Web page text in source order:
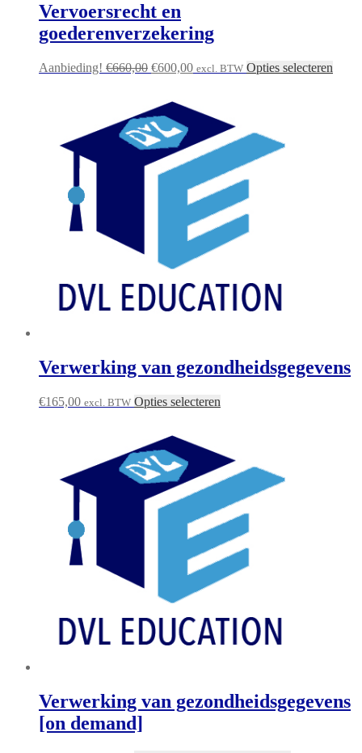
Vervoersrecht en
goederenverzekering
Aanbieding! €660,00 Oorspronkelijke
€660,00.
€600,00Huidige
€600,00.
excl. BTW Opties selecteren
Verwerking van gezondheidsgegevens
€165,00 excl. BTW Opties selecteren
Verwerking van gezondheidsgegevens
[on demand]